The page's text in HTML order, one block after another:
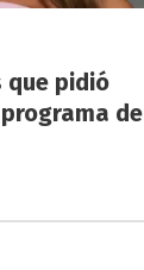
que pidió
de